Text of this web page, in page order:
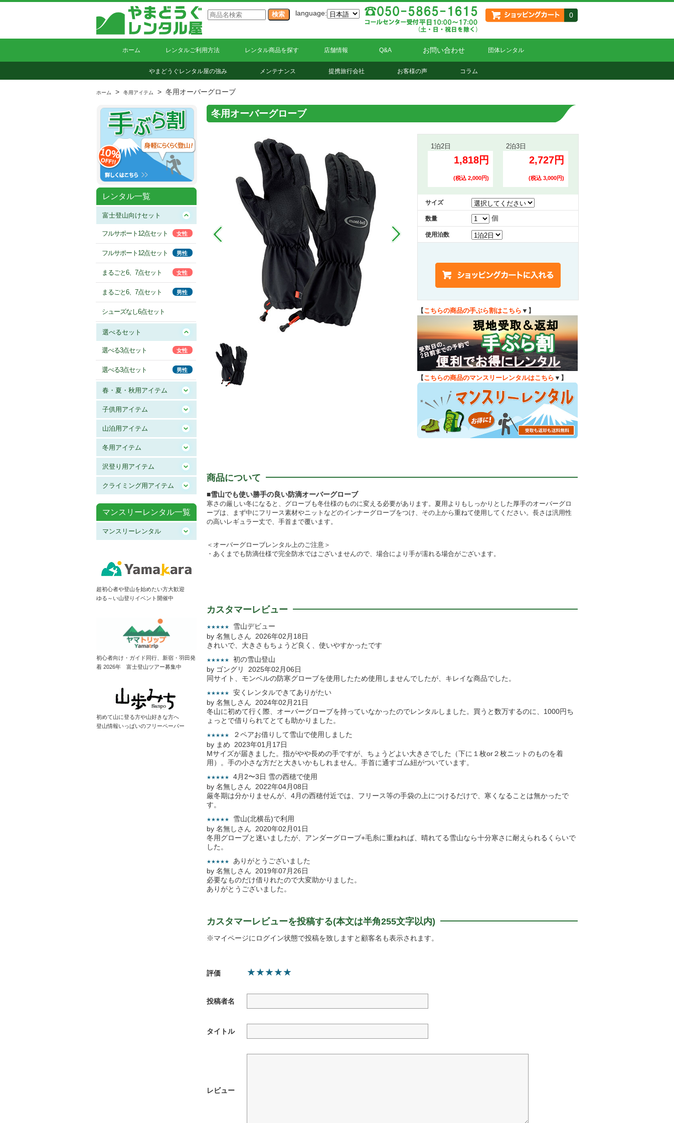
0
language:
ホーム レンタルご利用方法 レンタル商品を探す 店舗情報 Q&A お問い合わせ 団体レンタル
やまどうぐレンタル屋の強み メンテナンス 提携旅行会社 お客様の声 コラム
ホーム > 冬用アイテム > 冬用オーバーグローブ
レンタル一覧
富士登山向けセット
フルサポート12点セット 女性
フルサポート12点セット 男性
まるごと6、7点セット 女性
まるごと6、7点セット 男性
シューズなし6点セット
選べるセット
選べる3点セット 女性
選べる3点セット 男性
春・夏・秋用アイテム
子供用アイテム
山泊用アイテム
冬用アイテム
沢登り用アイテム
クライミング用アイテム
マンスリーレンタル一覧
マンスリーレンタル
超初心者や登山を始めたい方大歓迎
ゆる～い山登りイベント開催中
初心者向け・ガイド同行、新宿・羽田発
着 2026年 富士登山ツアー募集中
初めて山に登る方や山好きな方へ
登山情報いっぱいのフリーペーパー
冬用オーバーグローブ
1泊2日
1,818円
(税込 2,000円)
2泊3日
2,727円
(税込 3,000円)
サイズ
数量 個
使用泊数
【こちらの商品の手ぶら割はこちら ▼】
【こちらの商品のマンスリーレンタルはこちら ▼】
商品について
■雪山でも使い勝手の良い防滴オーバーグローブ
寒さの厳しい冬になると、グローブも冬仕様のものに変える必要があります。夏用よりもしっかりとした厚手のオーバーグロ
ーブは、まず中にフリース素材やニットなどのインナーグローブをつけ、その上から重ねて使用してください。長さは汎用性
の高いレギュラー丈で、手首まで覆います。
＜オーバーグローブレンタル上のご注意＞
・あくまでも防滴仕様で完全防水ではございませんので、場合により手が濡れる場合がございます。
カスタマーレビュー
★★★★★
雪山デビュー
by 名無しさん 2026年02月18日
きれいで、大きさもちょうど良く、使いやすかったです
★★★★★
初の雪山登山
by ゴングリ 2025年02月06日
同サイト、モンベルの防寒グローブを使用したため使用しませんでしたが、キレイな商品でした。
★★★★★
安くレンタルできてありがたい
by 名無しさん 2024年02月21日
冬山に初めて行く際、オーバーグローブを持っていなかったのでレンタルしました。買うと数万するのに、1000円ち
ょっとで借りられてとても助かりました。
★★★★★
２ペアお借りして雪山で使用しました
by まめ 2023年01月17日
Mサイズが届きました。指がやや長めの手ですが、ちょうどよい大きさでした（下に１枚or２枚ニットのものを着
用）。手の小さな方だと大きいかもしれません。手首に通すゴム紐がついています。
★★★★★
4月2〜3日 雪の西穂で使用
by 名無しさん 2022年04月08日
厳冬期は分かりませんが、4月の西穂付近では、フリース等の手袋の上につけるだけで、寒くなることは無かったで
す。
★★★★★
雪山(北横岳)で利用
by 名無しさん 2020年02月01日
冬用グローブと迷いましたが、アンダーグローブ+毛糸に重ねれば、晴れてる雪山なら十分寒さに耐えられるくらいで
した。
★★★★★
ありがとうございました
by 名無しさん 2019年07月26日
必要なものだけ借りれたので大変助かりました。
ありがとうございました。
カスタマーレビューを投稿する(本文は半角255文字以内)
※マイページにログイン状態で投稿を致しますと顧客名も表示されます。
評価 ★★★★★
投稿者名
タイトル
レビュー